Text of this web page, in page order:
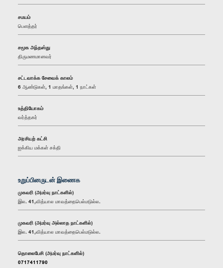
சமயம்
பௌத்தர்
சமூக அந்தஸ்து
திருமணமானவர்
சட்டவாக்க சேவைக் காலம்
6 ஆண்டுகள், 1 மாதங்கள், 1 நாட்கள்
உத்தியோகம்
வர்த்தகர்
அரசியற் கட்சி
ஐக்கிய மக்கள் சக்தி
உறுப்பினருடன் இணைக
முகவரி (அமர்வு நாட்களில்)
இல. 41,வித்யால மாவத்தைபெல்மடுல்ல.
முகவரி (அமர்வு அல்லாத நாட்களில்)
இல. 41,வித்யால மாவத்தைபெல்மடுல்ல.
தொலைபேசி (அமர்வு நாட்களில்)
0717411790